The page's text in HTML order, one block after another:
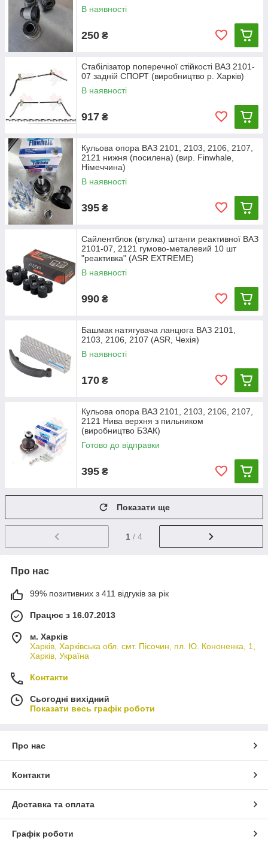
В наявності
250 ₴
Стабілізатор поперечної стійкості ВАЗ 2101-
07 задній СПОРТ (виробництво р. Харків)
В наявності
917 ₴
Кульова опора ВАЗ 2101, 2103, 2106, 2107,
2121 нижня (посилена) (вир. Finwhale,
Німеччина)
В наявності
395 ₴
Сайлентблок (втулка) штанги реактивної ВАЗ
2101-07, 2121 гумово-металевий 10 шт
"реактивка" (ASR EXTREME)
В наявності
990 ₴
Башмак натягувача ланцюга ВАЗ 2101,
2103, 2106, 2107 (ASR, Чехія)
В наявності
170 ₴
Кульова опора ВАЗ 2101, 2103, 2106, 2107,
2121 Нива верхня з пильником
(виробництво БЗАК)
Готово до відправки
395 ₴
Показати ще
1 / 4
Про нас
99% позитивних з 411 відгуків за рік
Працює з 16.07.2013
м. Харків
Харків, Харківська обл. смт. Пісочин, пл. Ю. Кононенка, 1,
Харків, Україна
Контакти
Сьогодні вихідний
Показати весь графік роботи
Про нас
Контакти
Доставка та оплата
Графік роботи